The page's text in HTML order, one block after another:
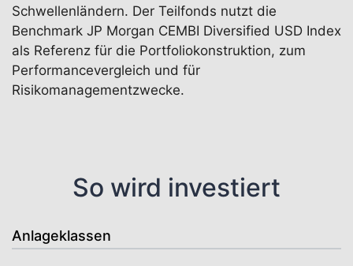
Schwellenländern. Der Teilfonds nutzt die
Benchmark JP Morgan CEMBI Diversified USD Index
als Referenz für die Portfoliokonstruktion, zum
Performancevergleich und für
Risikomanagementzwecke.
So wird investiert
Anlageklassen